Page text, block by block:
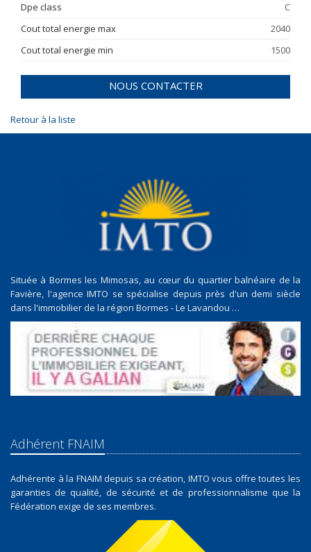
Dpe class
C
Cout total energie max
2040
Cout total energie min
1500
NOUS CONTACTER
Retour à la liste
Située à Bormes les Mimosas, au cœur du quartier balnéaire de la
Favière, l'agence IMTO se spécialise depuis près d'un demi siècle
dans l'immobilier de la région Bormes - Le Lavandou …
Adhérent FNAIM
Adhérente à la FNAIM depuis sa création, IMTO vous offre toutes les
garanties de qualité, de sécurité et de professionnalisme que la
Fédération exige de ses membres.